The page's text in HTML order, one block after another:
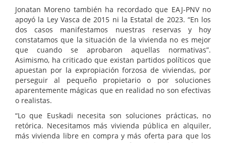
Jonatan Moreno también ha recordado que EAJ-PNV no
apoyó la Ley Vasca de 2015 ni la Estatal de 2023. “En los
dos casos manifestamos nuestras reservas y hoy
constatamos que la situación de la vivienda no es mejor
que cuando se aprobaron aquellas normativas”.
Asimismo, ha criticado que existan partidos políticos que
apuestan por la expropiación forzosa de viviendas, por
perseguir al pequeño propietario o por soluciones
aparentemente mágicas que en realidad no son efectivas
o realistas.
“Lo que Euskadi necesita son soluciones prácticas, no
retórica. Necesitamos más vivienda pública en alquiler,
más vivienda libre en compra y más oferta para que los